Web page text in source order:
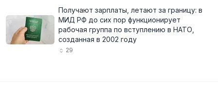
Получают зарплаты, летают за границу: в
МИД РФ до сих пор функционирует
рабочая группа по вступлению в НАТО,
созданная в 2002 году
29